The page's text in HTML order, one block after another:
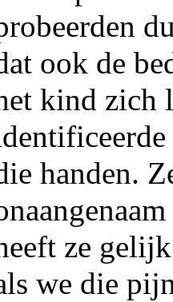
ook de
kind zich
handen.
ze
we die